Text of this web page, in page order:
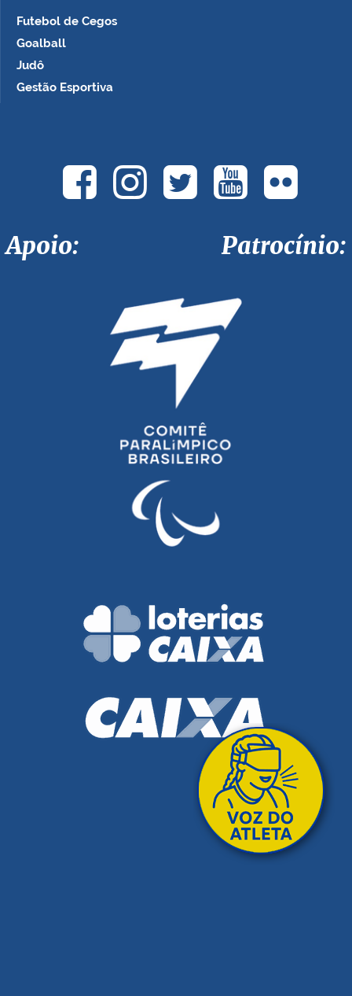
Futebol de Cegos
Goalball
Judô
Gestão Esportiva
Apoio: Patrocínio: